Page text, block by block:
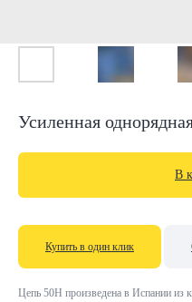
Усиленная
В
Купить в один клик
Цепь 50Н произведена в Испании из